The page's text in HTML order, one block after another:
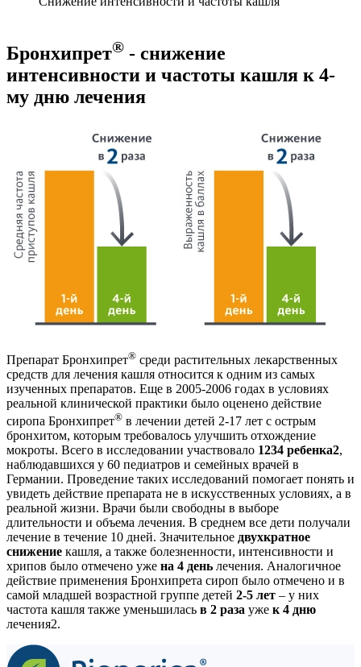
Бронхипрет® - снижение
интенсивности и частоты кашля к 4-
му дню лечения
Препарат Бронхипрет® среди растительных лекарственных
средств для лечения кашля относится к одним из самых
изученных препаратов. Еще в 2005-2006 годах в условиях
реальной клинической практики было оценено действие
сиропа Бронхипрет® в лечении детей 2-17 лет с острым
бронхитом, которым требовалось улучшить отхождение
мокроты. Всего в исследовании участвовало 1234 ребенка2,
наблюдавшихся у 60 педиатров и семейных врачей в
Германии. Проведение таких исследований помогает понять и
увидеть действие препарата не в искусственных условиях, а в
реальной жизни. Врачи были свободны в выборе
длительности и объема лечения. В среднем все дети получали
лечение в течение 10 дней. Значительное двухкратное
снижение кашля, а также болезненности, интенсивности и
хрипов было отмечено уже на 4 день лечения. Аналогичное
действие применения Бронхипрета сироп было отмечено и в
самой младшей возрастной группе детей 2-5 лет – у них
частота кашля также уменьшилась в 2 раза уже к 4 дню
лечения2.